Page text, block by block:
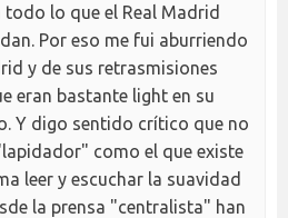
todo lo que el Real Madrid
Por eso me fui aburriendo
y de sus retrasmisiones
eran bastante light en su
Y digo sentido crítico que no
como el que existe
leer y escuchar la suavidad
la prensa "centralista" han